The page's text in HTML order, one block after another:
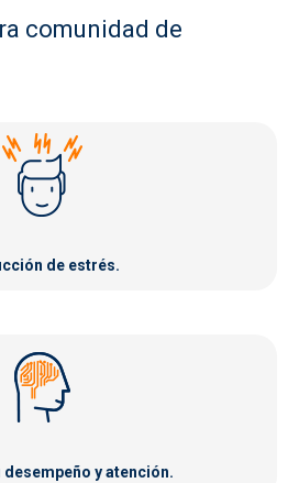
comunidad de
de estrés.
desempeño y atención.